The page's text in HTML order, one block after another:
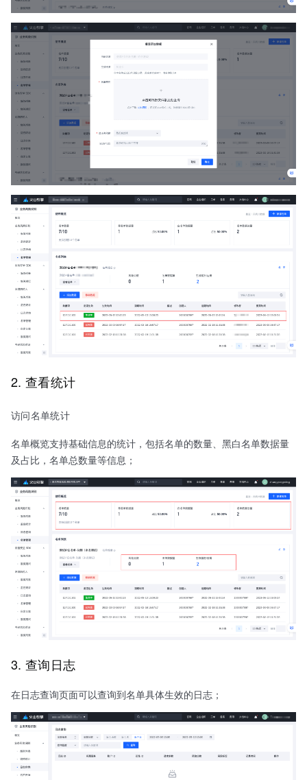
2. 查看统计
访问名单统计
名单概览支持基础信息的统计，包括名单的数量、黑白名单数据量
及占比，名单总数量等信息；
3. 查询日志
在日志查询页面可以查询到名单具体生效的日志；